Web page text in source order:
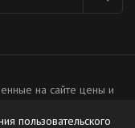
на сайте цены и
пользовательского